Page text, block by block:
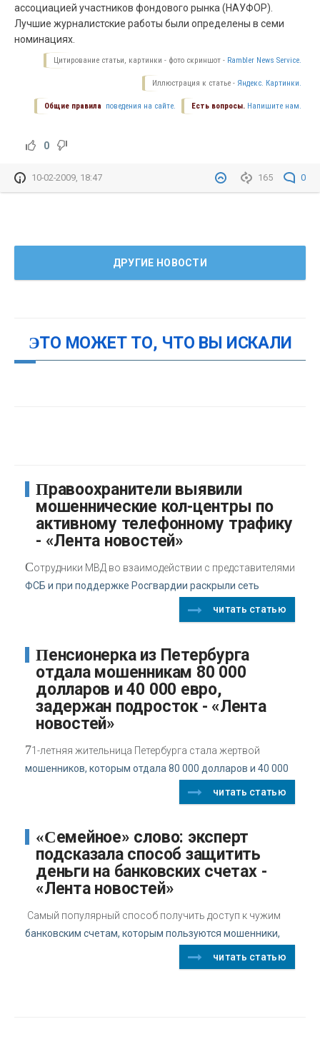
ассоциацией участников фондового рынка (НАУФОР).
Лучшие журналистские работы были определены в семи
номинациях.
Цитирование статьи, картинки - фото скриншот - Rambler News Service.
Иллюстрация к статье - Яндекс. Картинки.
Есть вопросы. Напишите нам.
Общие правила поведения на сайте.
0
165 0
10-02-2009, 18:47
ДРУГИЕ НОВОСТИ
ЭТО МОЖЕТ ТО, ЧТО ВЫ ИСКАЛИ
Правоохранители выявили
мошеннические кол-центры по
активному телефонному трафику
- «Лента новостей»
Сотрудники МВД во взаимодействии с представителями
ФСБ и при поддержке Росгвардии раскрыли сеть
читать статью
Пенсионерка из Петербурга
отдала мошенникам 80 000
долларов и 40 000 евро,
задержан подросток - «Лента
новостей»
71-летняя жительница Петербурга стала жертвой
мошенников, которым отдала 80 000 долларов и 40 000
читать статью
«Семейное» слово: эксперт
подсказала способ защитить
деньги на банковских счетах -
«Лента новостей»
Самый популярный способ получить доступ к чужим
банковским счетам, которым пользуются мошенники,
читать статью